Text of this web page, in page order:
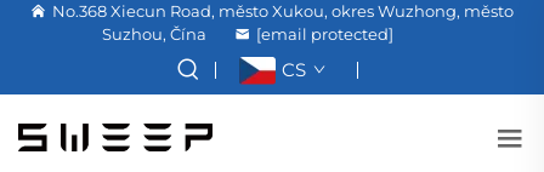
No.368 Xiecun Road, město Xukou, okres Wuzhong, město
Suzhou, Čína
[email protected]
CS